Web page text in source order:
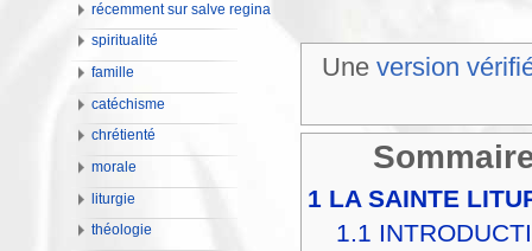
Une version
1 LA SAINTE
1.1
récemment sur salve regina
spiritualité
famille
catéchisme
chrétienté
morale
liturgie
théologie